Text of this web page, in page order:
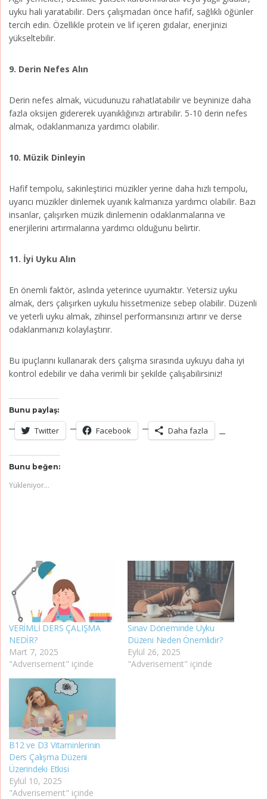
uyku hali yaratabilir. Ders çalışmadan önce hafif, sağlıklı öğünler
tercih edin. Özellikle protein ve lif içeren gıdalar, enerjinizi
yükseltebilir.
9. Derin Nefes Alın
Derin nefes almak, vücudunuzu rahatlatabilir ve beyninize daha
fazla oksijen gidererek uyanıklığınızı artırabilir. 5-10 derin nefes
almak, odaklanmanıza yardımcı olabilir.
10. Müzik Dinleyin
Hafif tempolu, sakinleştirici müzikler yerine daha hızlı tempolu,
uyarıcı müzikler dinlemek uyanık kalmanıza yardımcı olabilir. Bazı
insanlar, çalışırken müzik dinlemenin odaklanmalarına ve
enerjilerini artırmalarına yardımcı olduğunu belirtir.
11. İyi Uyku Alın
En önemli faktör, aslında yeterince uyumaktır. Yetersiz uyku
almak, ders çalışırken uykulu hissetmenize sebep olabilir. Düzenli
ve yeterli uyku almak, zihinsel performansınızı artırır ve derse
odaklanmanızı kolaylaştırır.
Bu ipuçlarını kullanarak ders çalışma sırasında uykuyu daha iyi
kontrol edebilir ve daha verimli bir şekilde çalışabilirsiniz!
Bunu paylaş:
Twitter Facebook Daha fazla
Bunu beğen:
Yükleniyor...
VERİMLİ DERS ÇALIŞMA
NEDİR?
Mart 7, 2025
"Adverisement" içinde
Sınav Döneminde Uyku
Düzeni Neden Önemlidir?
Eylül 26, 2025
"Adverisement" içinde
B12 ve D3 Vitaminlerinin
Ders Çalışma Düzeni
Üzerindeki Etkisi
Eylül 10, 2025
"Adverisement" içinde